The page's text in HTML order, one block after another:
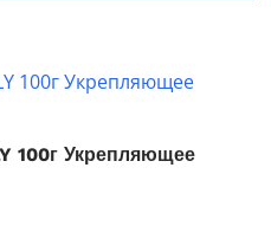
100г Укрепляющее